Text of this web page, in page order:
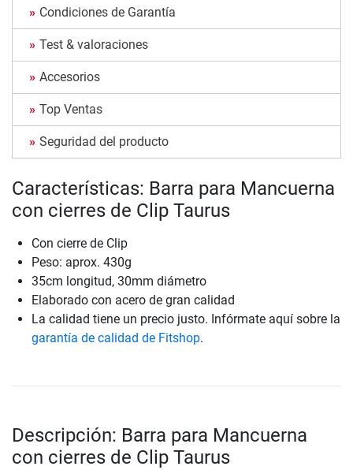
Condiciones de Garantía
Test & valoraciones
Accesorios
Top Ventas
Seguridad del producto
Características: Barra para Mancuerna
con cierres de Clip Taurus
Con cierre de Clip
Peso: aprox. 430g
35cm longitud, 30mm diámetro
Elaborado con acero de gran calidad
La calidad tiene un precio justo. Infórmate aquí sobre la
garantía de calidad de Fitshop.
Descripción: Barra para Mancuerna
con cierres de Clip Taurus